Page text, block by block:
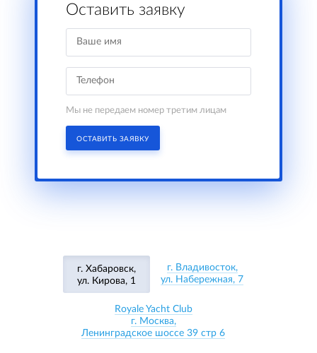
Оставить заявку
Мы не передаем номер третим лицам
ОСТАВИТЬ ЗАЯВКУ
г. Хабаровск,
ул. Кирова, 1
г. Владивосток,
ул. Набережная, 7
Royale Yacht Club
г. Москва,
Ленинградское шоссе 39 стр 6